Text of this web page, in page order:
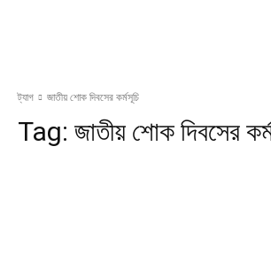
ট্যাগ জাতীয় শোক দিবসের কর্মসূচি
Tag: জাতীয় শোক দিবসের